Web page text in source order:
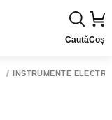
CautăCoș
INSTRUMENTE